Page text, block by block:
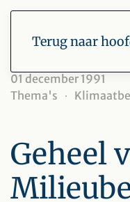
Terug naar
01 december 1991
Thema's
Geheel